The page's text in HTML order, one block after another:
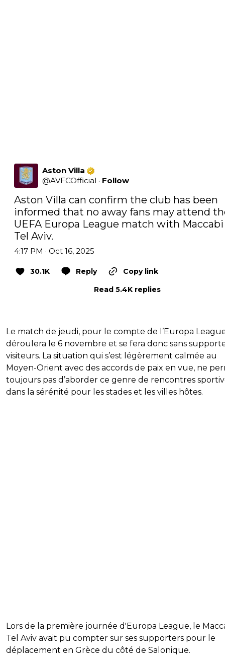
Aston Villa
@AVFCOfficial · Follow
Aston Villa can confirm the club has been
informed that no away fans may attend
UEFA Europa League match with Maccabi
Tel Aviv.
4:17 PM · Oct 16, 2025
30.1K Reply
Copy link
Read 5.4K replies
Le match de jeudi, pour le compte de l’Europa
déroulera le 6 novembre et se fera donc sans
visiteurs. La situation qui s’est légèrement calmée au
Moyen-Orient avec des accords de paix en vue, ne
toujours pas d’aborder ce genre de rencontres
dans la sérénité pour les stades et les villes hôtes.
Lors de la première journée d'Europa League, le
Tel Aviv avait pu compter sur ses supporters pour le
déplacement en Grèce du côté de Salonique.